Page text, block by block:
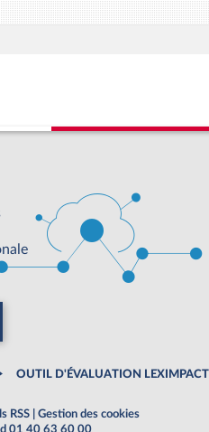
OUTIL D'ÉVALUATION LEXIMPACT
RSS
Gestion des cookies
01 40 63 60 00